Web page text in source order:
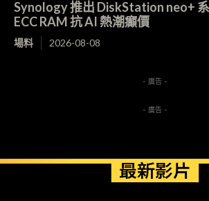
Synology 推出 DiskStation neo+
ECC RAM 抗 AI 熱潮癲價
場料 2026-08-08
- 廣告 -
- 廣告 -
最新影片